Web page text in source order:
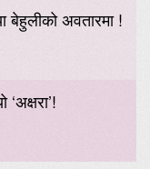
बेहुलीको अवतारमा !